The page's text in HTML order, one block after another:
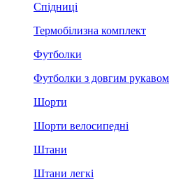
Спідниці
Термобілизна комплект
Футболки
Футболки з довгим рукавом
Шорти
Шорти велосипедні
Штани
Штани легкі